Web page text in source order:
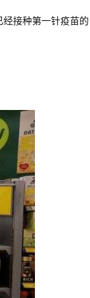
接种第一针疫苗的